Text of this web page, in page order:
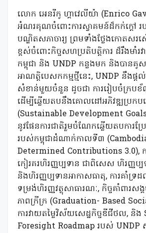
លោក អេនរីកូ ហ្គាវេលីយ៉ា (Enrico
អំណរគុណចំពោះការស្វាគមន៍ដ៏កក់ក្ដៅ រ
បណ្ឌិតសភាចារ្យ ព្រមទាំងថ្លែងកោតសរស
ខ្ពស់ចំពោះកិច្ចសហប្រតិបត្តិការ ដ៏រឹងមាំរវ
កម្ពុជា និង UNDP កន្លងមក និងបានគូ
អាណតិ្តបេសកកម្មថ្មីនេះ, UNDP នឹងផ្ដ
សំខាន់មួយចំនួន ដូចជា ការរៀបចំក្របខ័
ដើម្បីឆ្លើយតបនឹងគោលដៅអភិវឌ្ឍប្រក
(Sustainable Development
នូវផែនការជាតិរួមចំណែកឆ្លើយតបការប្
របស់កម្ពុជាដំណាក់កាលទី៣
Determined Contributions 3.0), ក
កៀរគរហិរញ្ញប្បទាន ជាពិសេស ហិរញ្ញប្ប
និងហិរញ្ញប្បទានអាកាសធាតុ, ការគាំទ្រដ
ទម្រង់ហិរញ្ញវត្ថុសាធារណៈ, កិច្ចគាំពារស
ភាពក្រីក្រ (Graduation- Based
ការវាយតម្លៃវិស័យសេដ្ឋកិច្ចឌីជីថល, និ
Foresight Roadmap របស់ UNDP